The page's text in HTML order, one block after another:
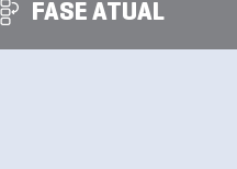
FASE ATUAL